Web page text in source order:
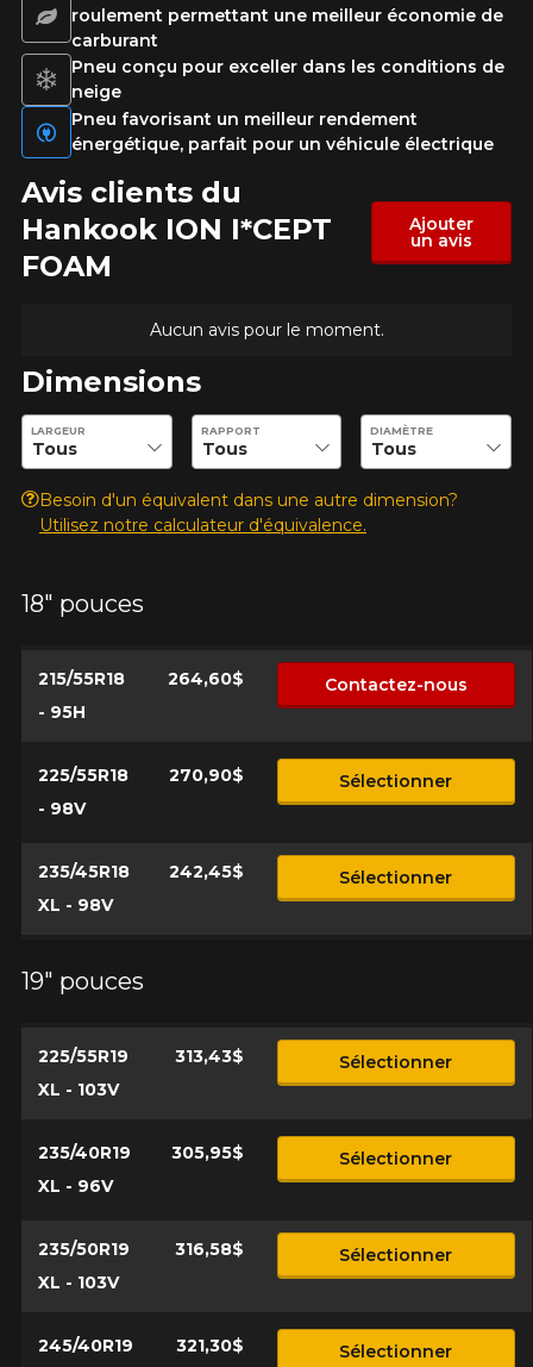
roulement permettant une meilleur économie de
carburant
Pneu conçu pour exceller dans les conditions de
neige
Pneu favorisant un meilleur rendement
énergétique, parfait pour un véhicule électrique
Avis clients du
Hankook ION I*CEPT
FOAM
Ajouter
un avis
Aucun avis pour le moment.
Dimensions
Entrez les dimensions souhaitées pour vérifier la disponibilité
LARGEUR RAPPORT DIAMÈTRE
Besoin d'un équivalent dans une autre dimension?
Utilisez notre calculateur d'équivalence.
18" pouces
215/55R18
- 95H
264,60$ Contactez-nous
225/55R18
- 98V
270,90$ Sélectionner
235/45R18
XL - 98V
242,45$ Sélectionner
19" pouces
225/55R19
XL - 103V
313,43$ Sélectionner
235/40R19
XL - 96V
305,95$ Sélectionner
235/50R19
XL - 103V
316,58$ Sélectionner
245/40R19
321,30$ Sélectionner
Votre avis
Note
1
2 3 4 5
Commentaire
Malheureusement, aucun résultat ne
convenant parfaitement à votre
recherche n'est disponible en ligne
présentement. Nous aimerions vous
aider à trouver le produit qu'il vous faut.
N'hésitez pas à contacter notre service
à la clientèle, qui se fera un plaisir de
rechercher des options pour votre
configuration.
*Attention cette dimension représente une possibilité
l'exactitude de l'information sur votre véhicule directement